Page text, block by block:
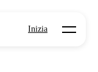
Inizia Open